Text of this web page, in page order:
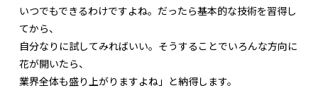
いつでもできるわけですよね。だったら基本的な技術を習得し
てから、
自分なりに試してみればいい。そうすることでいろんな方向に
花が開いたら、
業界全体も盛り上がりますよね」と納得します。